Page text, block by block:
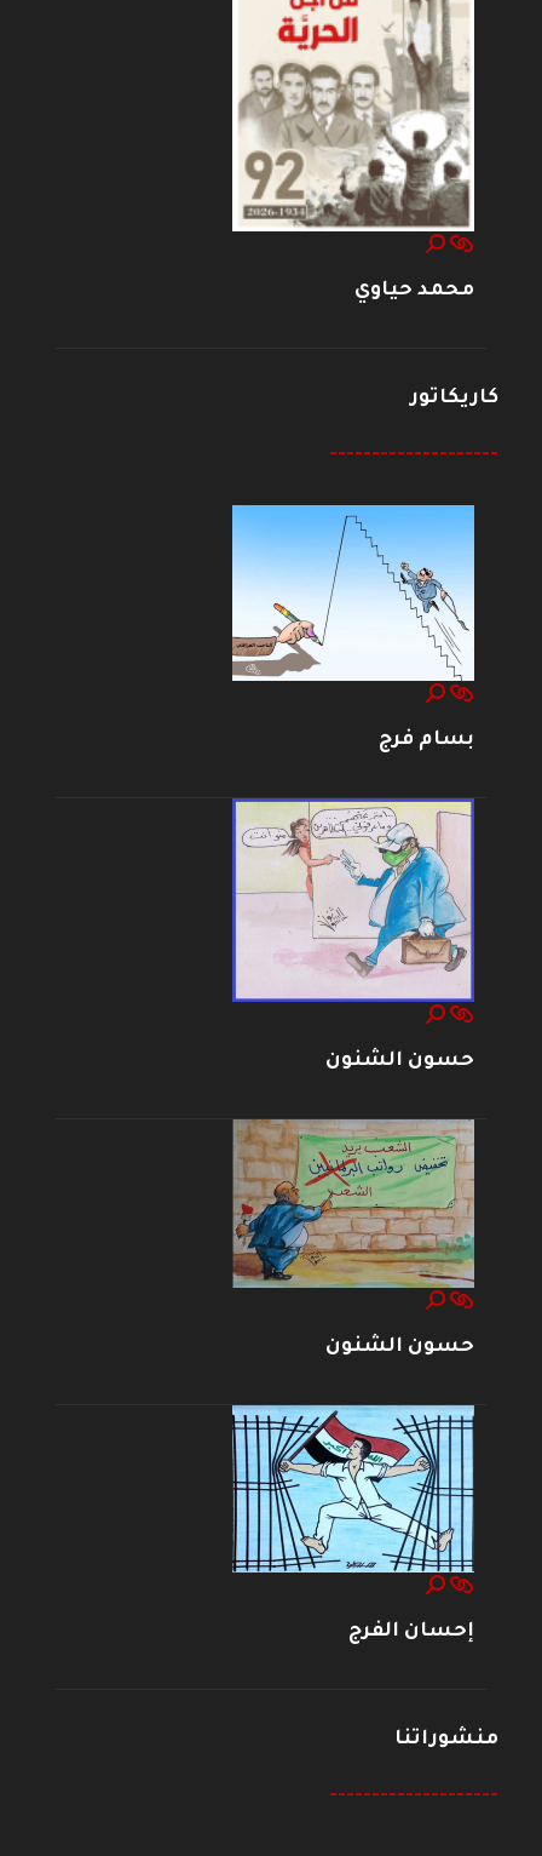
محمد حياوي
كاريكاتور
--------------------
بسام فرج
حسون الشنون
حسون الشنون
إحسان الفرج
منشوراتنا
--------------------